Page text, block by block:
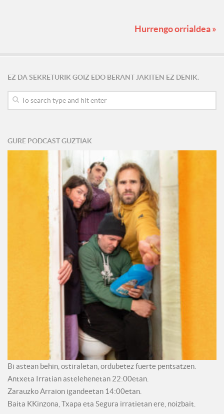
Hurrengo orrialdea »
EZ DA SEKRETURIK GOIZ EDO BERANT JAKITEN EZ DENIK.
GURE PODCAST GUZTIAK
Bi astean behin, ostiraletan, ordubetez fuerte pentsatzen.
Antxeta Irratian astelehenetan 22:00etan.
Zarauzko Arraion igandeetan 14:00etan.
Baita KKinzona, Txapa eta Segura irratietan ere, noizbait.